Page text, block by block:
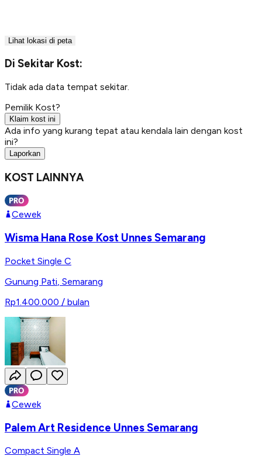
Lihat lokasi di peta
Di Sekitar Kost:
Tidak ada data tempat sekitar.
Pemilik Kost?
Klaim kost ini
Ada info yang kurang tepat atau kendala lain dengan kost
ini?
Laporkan
KOST LAINNYA
Cewek
Wisma Hana Rose Kost Unnes Semarang
Pocket Single C
Gunung Pati Semarang
Rp1.400.000 / bulan
Cewek
Palem Art Residence Unnes Semarang
Compact Single A